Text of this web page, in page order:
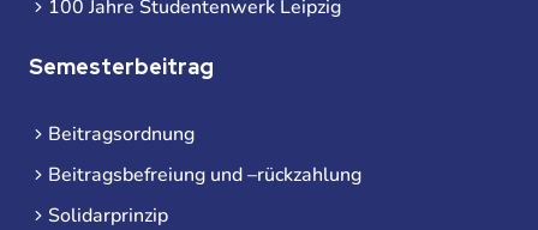
100 Jahre Studentenwerk Leipzig
Semesterbeitrag
Beitragsordnung
Beitragsbefreiung und –rückzahlung
Solidarprinzip